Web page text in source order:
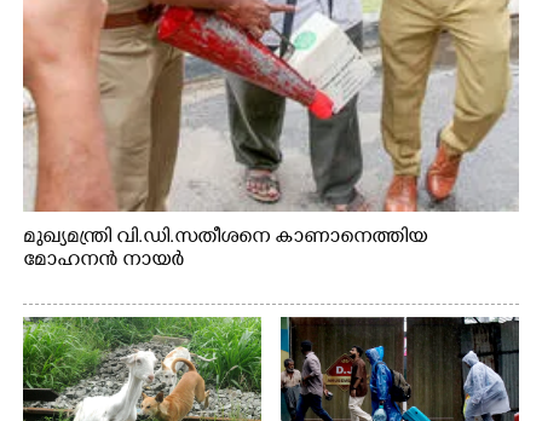
മുഖ്യമന്ത്രി വി.ഡി.സതീശനെ കാണാനെത്തിയ
മോഹനൻ നായർ